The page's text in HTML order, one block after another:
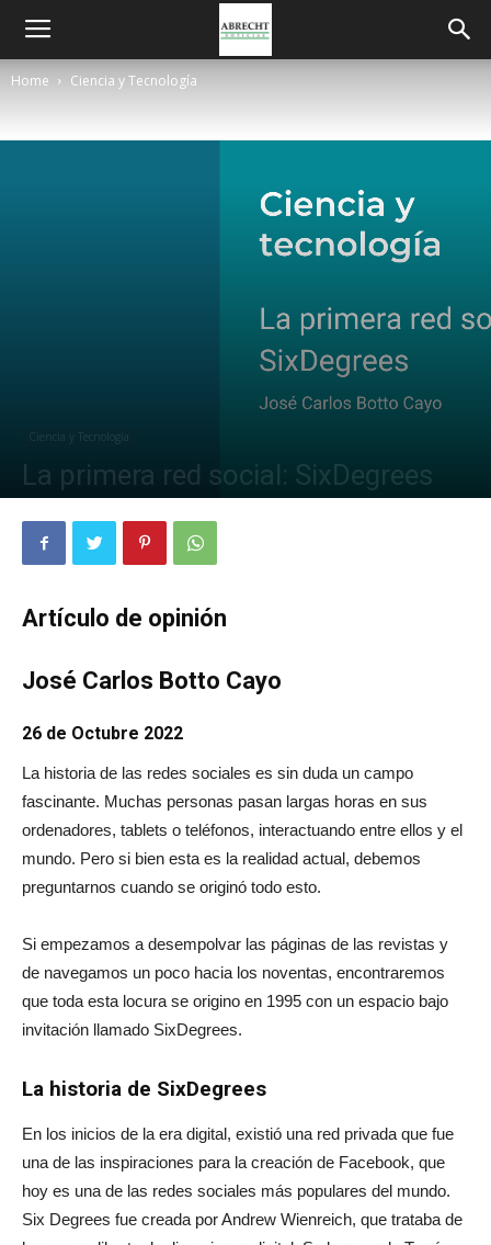
Home Ciencia y Tecnología
Ciencia y Tecnología
La primera red social: SixDegrees
Artículo de opinión
José Carlos Botto Cayo
26 de Octubre 2022
La historia de las redes sociales es sin duda un campo
fascinante. Muchas personas pasan largas horas en sus
ordenadores, tablets o teléfonos, interactuando entre ellos y el
mundo. Pero si bien esta es la realidad actual, debemos
preguntarnos cuando se originó todo esto.
Si empezamos a desempolvar las páginas de las revistas y
de navegamos un poco hacia los noventas, encontraremos
que toda esta locura se origino en 1995 con un espacio bajo
invitación llamado SixDegrees.
La historia de SixDegrees
En los inicios de la era digital, existió una red privada que fue
una de las inspiraciones para la creación de Facebook, que
hoy es una de las redes sociales más populares del mundo.
Six Degrees fue creada por Andrew Wienreich, que trataba de